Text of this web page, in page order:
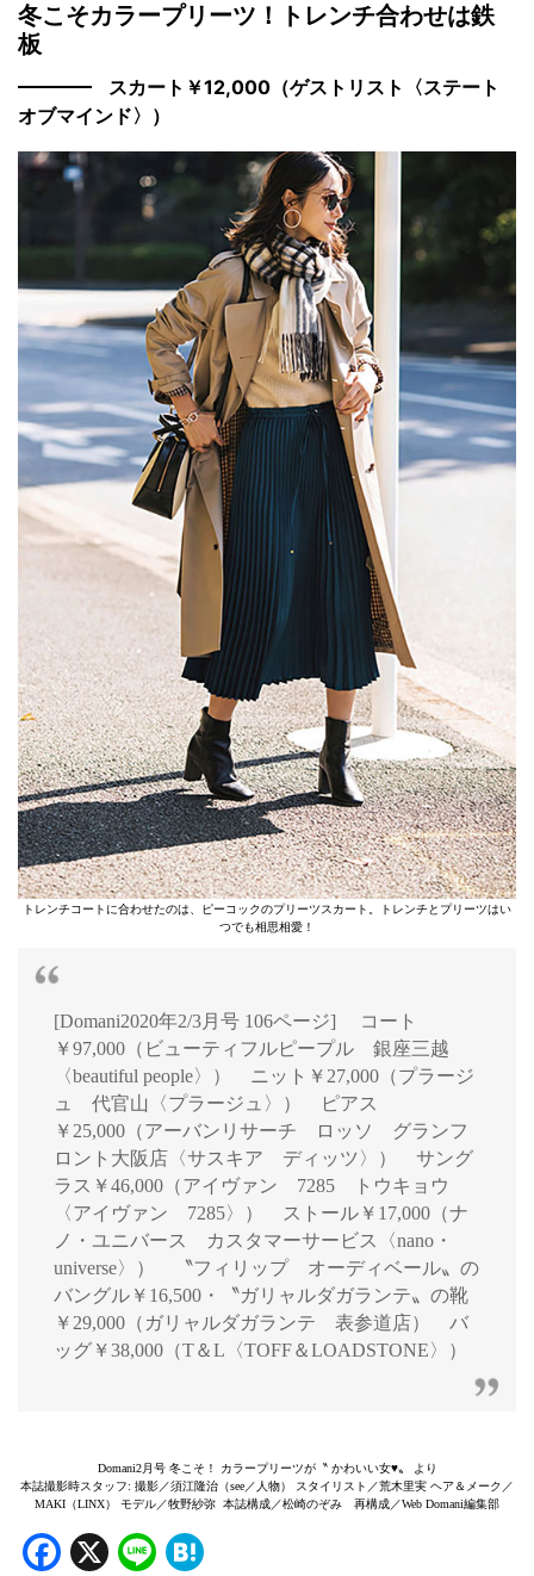
冬こそカラープリーツ！トレンチ合わせは鉄
板
スカート￥12,000（ゲストリスト〈ステート
オブマインド〉）
トレンチコートに合わせたのは、ピーコックのプリーツスカート。トレンチとプリーツはい
つでも相思相愛！
[Domani2020年2/3月号 106ページ] コート
￥97,000（ビューティフルピープル 銀座三越
〈beautiful people〉） ニット￥27,000（プラージ
ュ 代官山〈プラージュ〉） ピアス
￥25,000（アーバンリサーチ ロッソ グランフ
ロント大阪店〈サスキア ディッツ〉） サング
ラス￥46,000（アイヴァン 7285 トウキョウ
〈アイヴァン 7285〉） ストール￥17,000（ナ
ノ・ユニバース カスタマーサービス〈nano・
universe〉） 〝フィリップ オーディベール〟の
バングル￥16,500・〝ガリャルダガランテ〟の靴
￥29,000（ガリャルダガランテ 表参道店） バ
ッグ￥38,000（T＆L〈TOFF＆LOADSTONE〉）
Domani2月号 冬こそ！ カラープリーツが〝 かわいい女♥〟 より
本誌撮影時スタッフ: 撮影／須江隆治（see／人物） スタイリスト／荒木里実 ヘア＆メーク／
MAKI（LINX） モデル／牧野紗弥 本誌構成／松崎のぞみ 再構成／Web Domani編集部
Facebook
X Line